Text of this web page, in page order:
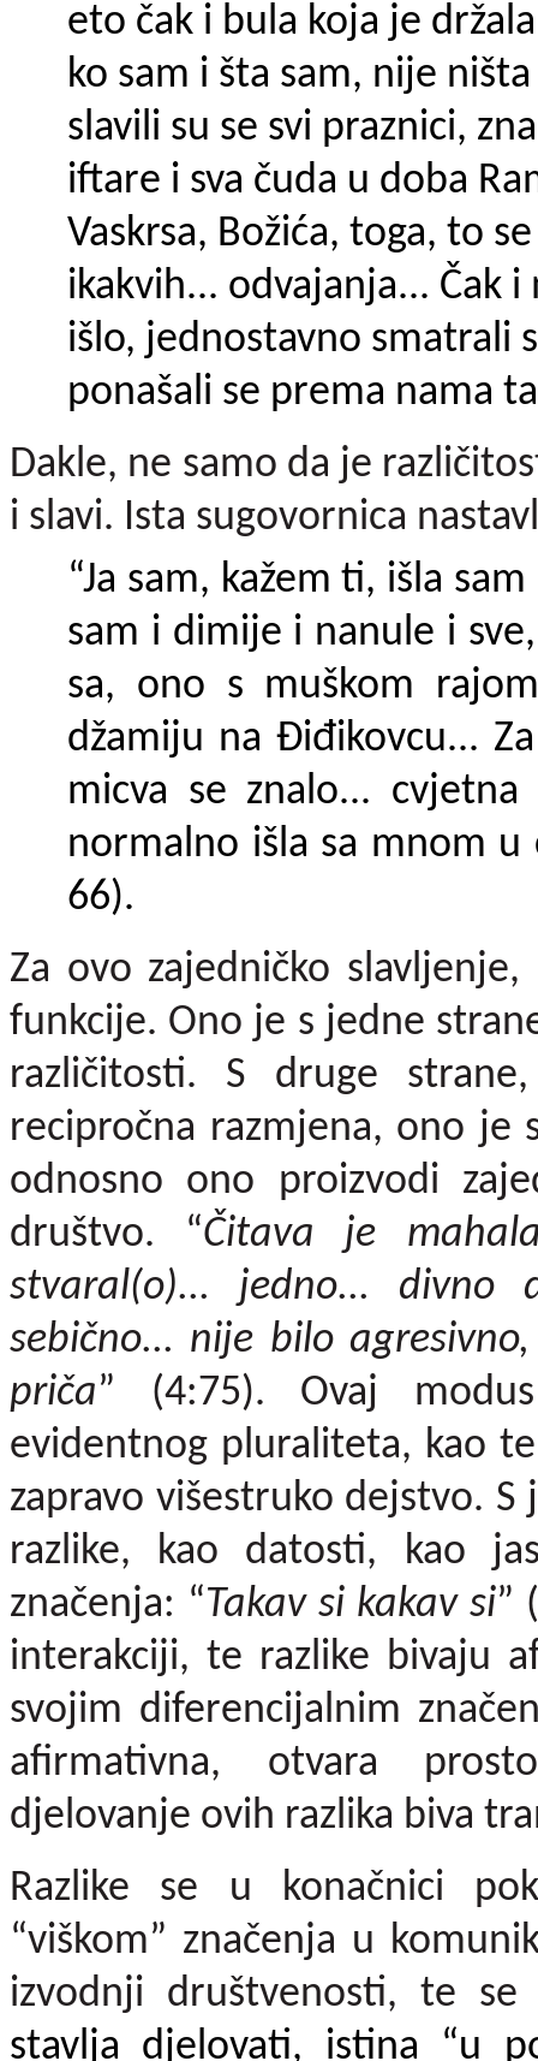
eto čak i bula koja je
ko sam i šta sam, nije
slavili su se svi praznici,
iftare i sva čuda u doba
Vaskrsa, Božića, toga, to
ikakvih... odvaja­nja... Čak
išlo, jednostavno smatrali
ponašali se prema nama
Dakle, ne samo da je
i slavi. Ista sugovornica
“Ja sam, kažem ti, išla
sam i dimije i nanule i
sa, ono s muškom
džamiju na Điđikov­cu...
micva se znalo...
normalno išla sa mnom u
66).
Za ovo zajedničko
funkcije. Ono je s jedne
različitosti. S druge
recipročna razmjena, ono je
odnosno ono proizvodi
društvo. “Čitava je
stvaral(o)... jedno...
sebično... nije bilo
priča” (4:75). Ovaj
evidentnog pluraliteta, kao
zapravo višestruko dejstvo.
razlike, kao datosti, kao
značenja: “Takav si kakav si”
interakciji, te razlike bi­vaju
svojim diferencijalnim
afirmativna, otvara
djelovanje ovih razlika biva
Razlike se u konačnici
“viškom” značenja u
izvodnji društvenosti, te
stavlja djelovati, istina “u